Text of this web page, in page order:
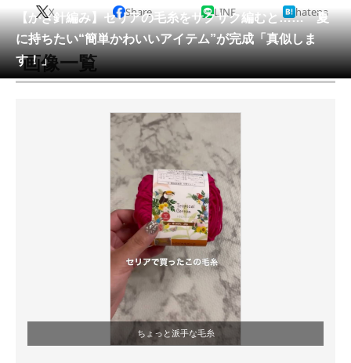
会員記事
メディア
注目記事を集めた総合ページ
ITの今と未来を見通す
スマホと通信の最新トレンド
進化するPCとデバイスの未来
好きが集まる 比べて選べる
ビジネスと働き方のヒント
企業ITのトレンドを詳説
【かぎ針編み】セリアの毛糸をサクサク編むと…… 夏
に持ちたい“簡単かわいいアイテム”が完成「真似しま
す！」
X Share LINE hatena
画像一覧
ちょっと派手な毛糸